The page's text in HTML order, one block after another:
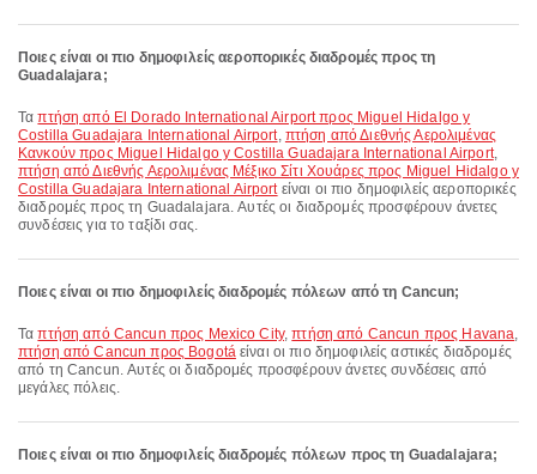
Ποιες είναι οι πιο δημοφιλείς αεροπορικές διαδρομές προς τη
Guadalajara;
Ταπτήση από El Dorado International Airport προς Miguel Hidalgo y
Costilla Guadajara International Airport, πτήση από Διεθνής Αερολιμένας
Κανκούν προς Miguel Hidalgo y Costilla Guadajara International Airport,
πτήση από Διεθνής Αερολιμένας Μέξικο Σίτι Χουάρες προς Miguel Hidalgo y
Costilla Guadajara International Airportείναι οι πιο δημοφιλείς αεροπορικές
διαδρομές προς τη Guadalajara. Αυτές οι διαδρομές προσφέρουν άνετες
συνδέσεις για το ταξίδι σας.
Ποιες είναι οι πιο δημοφιλείς διαδρομές πόλεων από τη Cancun;
Ταπτήση από Cancun προς Mexico City,πτήση από Cancun προς Havana,
πτήση από Cancun προς Bogotáείναι οι πιο δημοφιλείς αστικές διαδρομές
από τη Cancun. Αυτές οι διαδρομές προσφέρουν άνετες συνδέσεις από
μεγάλες πόλεις.
Ποιες είναι οι πιο δημοφιλείς διαδρομές πόλεων προς τη Guadalajara;